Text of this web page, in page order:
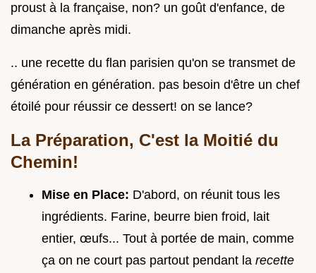
proust à la française, non? un goût d'enfance, de
dimanche après midi.
.. une recette du flan parisien qu'on se transmet de
génération en génération. pas besoin d'être un chef
étoilé pour réussir ce dessert! on se lance?
La Préparation, C'est la Moitié du
Chemin!
Mise en Place: D'abord, on réunit tous les
ingrédients. Farine, beurre bien froid, lait
entier, œufs... Tout à portée de main, comme
ça on ne court pas partout pendant la recette